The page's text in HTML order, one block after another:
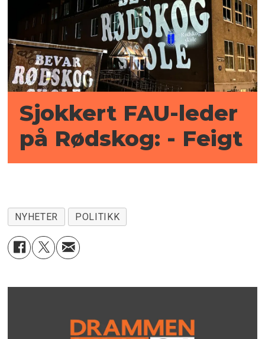
Sjokkert FAU-leder
på Rødskog: - Feigt
NYHETER POLITIKK